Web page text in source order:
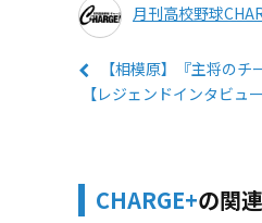
月刊高校野球
【相模原】『主将の
【レジェンドインタビ
CHARGE+の関